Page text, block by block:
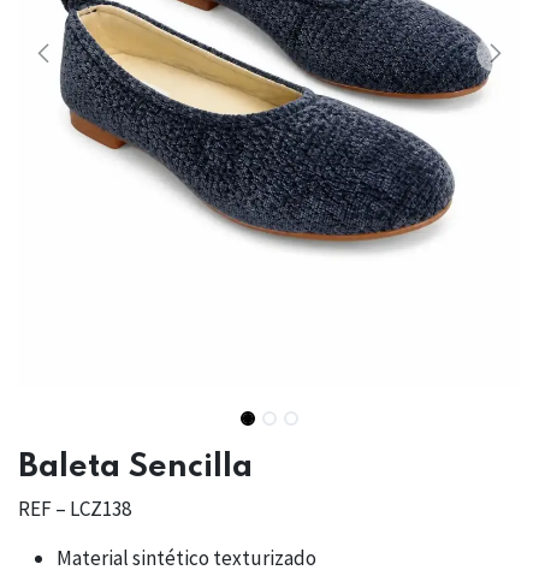
Baleta Sencilla
REF – LCZ138
Material sintético texturizado